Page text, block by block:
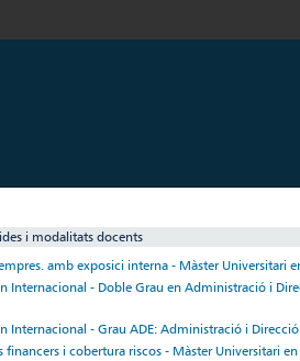
i modalitats docents
amb exposici interna - Màster Universitari
Internacional - Doble Grau en Administració i
Internacional - Grau ADE: Administració i Direcció
i cobertura riscos - Màster Universitari